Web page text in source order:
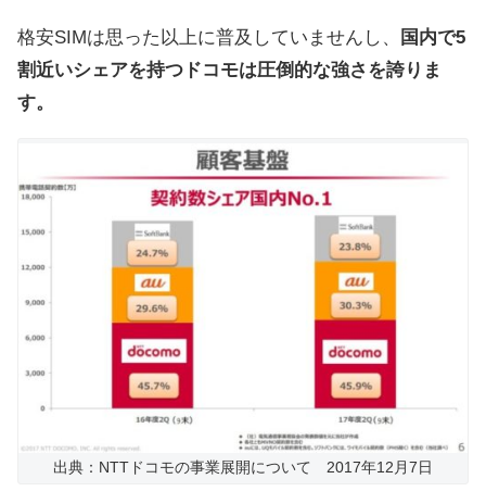
格安SIMは思った以上に普及していませんし、
国内で5
割近いシェアを持つドコモは圧倒的な強さを誇りま
す。
出典：NTTドコモの事業展開について 2017年12月7日